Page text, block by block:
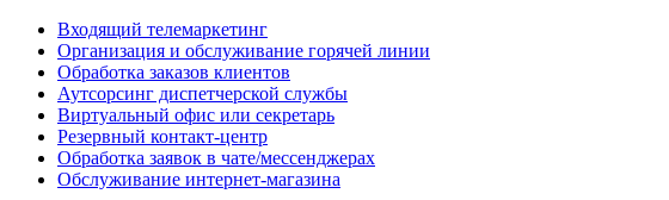
Входящий телемаркетинг
Организация и обслуживание горячей линии
Обработка заказов клиентов
Аутсорсинг диспетчерской службы
Виртуальный офис или секретарь
Резервный контакт-центр
Обработка заявок в чате/мессенджерах
Обслуживание интернет-магазина